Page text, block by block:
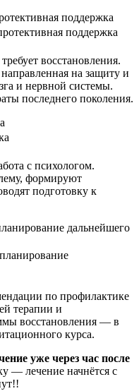
поддержка
восстановления.
на защиту и
и нервной системы.
последнего поколения.
с психологом.
формируют
подготовку к
по профилактике
терапии и
восстановления — в
курса.
уже через час после
— лечение начнётся с